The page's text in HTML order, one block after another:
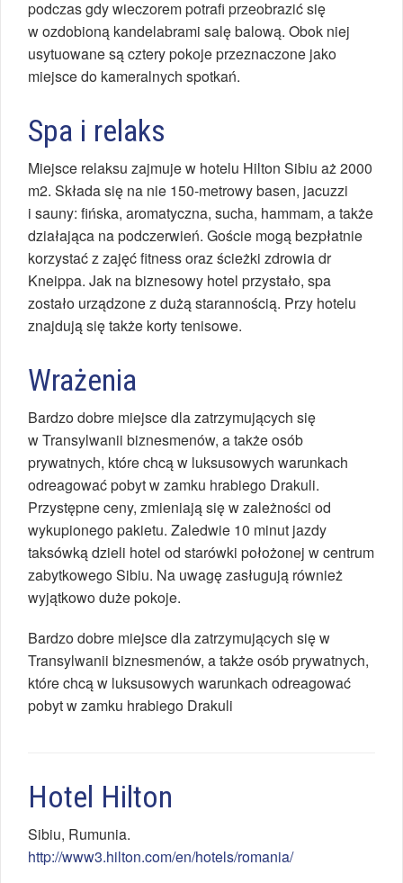
podczas gdy wieczorem potrafi przeobrazić się
w ozdobioną kandelabrami salę balową. Obok niej
usytuowane są cztery pokoje przeznaczone jako
miejsce do kameralnych spotkań.
Spa i relaks
Miejsce relaksu zajmuje w hotelu Hilton Sibiu aż 2000
m2. Składa się na nie 150-metrowy basen, jacuzzi
i sauny: fińska, aromatyczna, sucha, hammam, a także
działająca na podczerwień. Goście mogą bezpłatnie
korzystać z zajęć fitness oraz ścieżki zdrowia dr
Kneippa. Jak na biznesowy hotel przystało, spa
zostało urządzone z dużą starannością. Przy hotelu
znajdują się także korty tenisowe.
Wrażenia
Bardzo dobre miejsce dla zatrzymujących się
w Transylwanii biznesmenów, a także osób
prywatnych, które chcą w luksusowych warunkach
odreagować pobyt w zamku hrabiego Drakuli.
Przystępne ceny, zmieniają się w zależności od
wykupionego pakietu. Zaledwie 10 minut jazdy
taksówką dzieli hotel od starówki położonej w centrum
zabytkowego Sibiu. Na uwagę zasługują również
wyjątkowo duże pokoje.
Bardzo dobre miejsce dla zatrzymujących się w
Transylwanii biznesmenów, a także osób prywatnych,
które chcą w luksusowych warunkach odreagować
pobyt w zamku hrabiego Drakuli
Hotel Hilton
Sibiu, Rumunia.
http://www3.hilton.com/en/hotels/romania/